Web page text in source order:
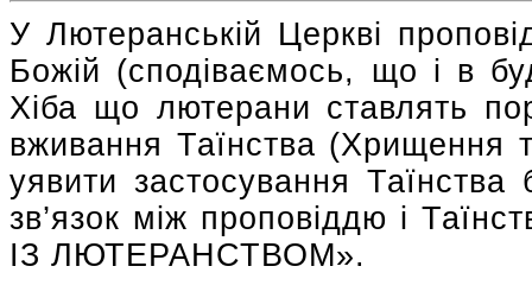
У Лютеранській Церкві
Божій (сподіваємось, що і в
Хіба що лютерани ставлять
вживання Таїнства (Хрищення
уявити застосування
зв’язок між проповіддю і
ІЗ ЛЮТЕРАНСТВОМ».